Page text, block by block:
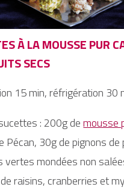
À LA MOUSSE PUR
SECS
15 min, réfrigération 30
: 200g demousse
Pécan, 30g de pignons de
vertes mondées non
raisins, cranberries et